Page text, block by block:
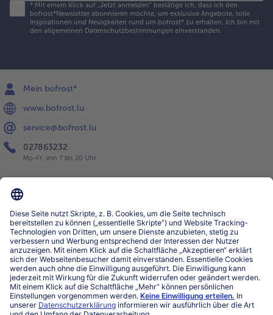
* Mit einem Klick auf „Jetzt anmelden" bestätige ich, dass ich den
bofrost*Newsletter abonnieren möchte, um exklusive Angebote, tolle
Inspirationen und Neuigkeiten rund um bofrost* zu erhalten. Ich bin mit
den allgemeinen Datenschutzbestimmungen einverstanden.
Mein bofrost*
www.bofrost.lu
service@bofrost.lu
027863232
Mo-Fr. von 7 bis 20 Uhr
Service
Über bofrost*
Kategorien